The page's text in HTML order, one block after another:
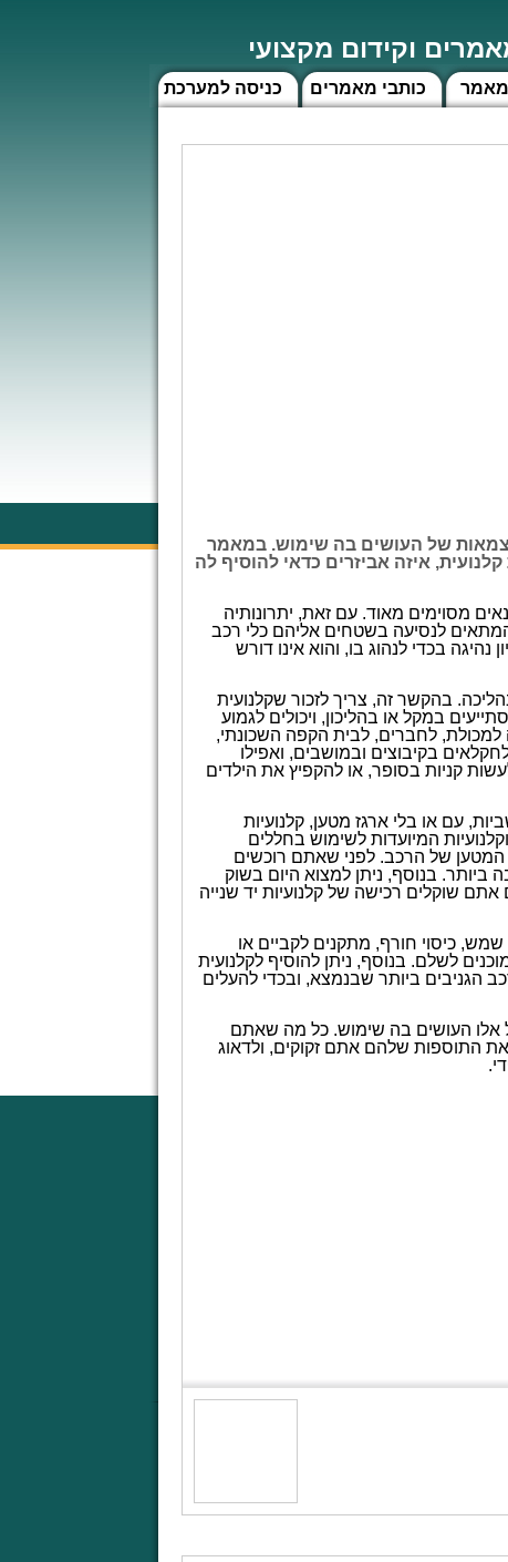
וקידום מקצועי
כניסה למערכת כותבי מאמרים מאמר
של העושים בה שימוש. במאמר
איזה אביזרים כדאי להוסיף לה
מסוימים מאוד. עם זאת, יתרונותיה
לנסיעה בשטחים אליהם כלי רכב
בכדי לנהוג בו, והוא אינו דורש
בהקשר זה, צריך לזכור שקלנועית
במקל או בהליכון, ויכולים לגמוע
לחברים, לבית הקפה השכונתי,
בקיבוצים ובמושבים, ואפילו
קניות בסופר, או להקפיץ את הילדים
עם או בלי ארגז מטען, קלנועיות
המיועדות לשימוש בחללים
המטען של הרכב. לפני שאתם רוכשים
ביותר. בנוסף, ניתן למצוא היום בשוק
שוקלים רכישה של קלנועיות יד שנייה
שמש, כיסוי חורף, מתקנים לקביים או
לשלם. בנוסף, ניתן להוסיף לקלנועית
הגניבים ביותר שבנמצא, ובכדי להעלים
אלו העושים בה שימוש. כל מה שאתם
התוספות שלהם אתם זקוקים, ולדאוג